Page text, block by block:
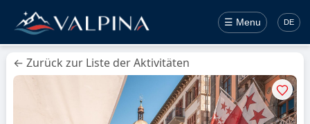
☰ Menu DE
← Zurück zur Liste der Aktivitäten